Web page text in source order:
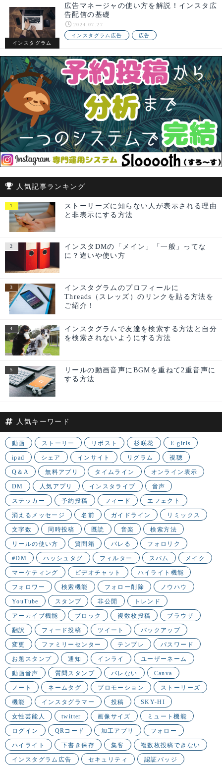
インスタグラム
広告マネージャの使い方を解説！インスタ広
告配信の基礎
2024.07.27
インスタグラム広告
広告
人気記事ランキング
ストーリーズに知らない人が表示される理由
と非表示にする方法
インスタDMの「メイン」「一般」ってな
に？違いや使い方
インスタグラムのプロフィールに
Threads（スレッズ）のリンクを貼る方法を
ご紹介！
インスタグラムで友達を検索する方法と自分
を検索されないようにする方法
リールの動画音声にBGMを重ねて2重音声に
する方法
人気キーワード
動画 ストーリー リポスト 杉咲花 E-girls
ipad シェア インサイト リグラム 視聴
Q＆A 無料アプリ タイムライン オンライン表示
DM 人気アプリ インスタライブ 音声
ステッカー 予約投稿 フィード エフェクト
消えるメッセージ 名前 ガイドライン リミックス
文字数 同時投稿 既読 音楽 検索方法
リールの使い方 質問箱 バレる フォロリク
#DM ハッシュタグ フィルター スパム メイク
マーケティング ビデオチャット ハイライト機能
フォロワー 検索機能 フォロー削除 ノウハウ
YouTube スタンプ 非公開 トレンド
アーカイブ機能 ブロック 複数枚投稿 ブラウザ
翻訳 フィード投稿 ツイート バックアップ
変更 ファミリーセンター テンプレ パスワード
お題スタンプ 通知 インライ ユーザーネーム
動画音声 質問スタンプ バレない Canva
ノート ネームタグ プロモーション ストーリーズ
機能 インスタグラマー 投稿 SKY-HI
女性芸能人 twitter 画像サイズ ミュート機能
ログイン QRコード 加工アプリ フォロー
ハイライト 下書き保存 集客 複数枚投稿できない
インスタグラム広告 セキュリティ 認証バッジ